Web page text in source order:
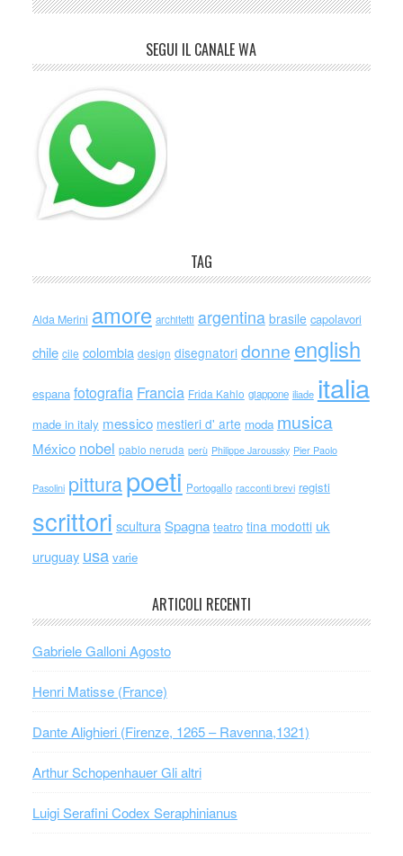
SEGUI IL CANALE WA
TAG
Alda Merini amore architetti argentina brasile capolavori
chile cile colombia design disegnatori donne english
espana fotografia Francia Frida Kahlo giappone iliade italia
made in italy messico mestieri d' arte moda musica
México nobel pablo neruda perù Philippe Jaroussky Pier Paolo
Pasolini pitturapoeti Portogallo racconti brevi registi
scrittori scultura Spagna teatro tina modotti uk
uruguay usa varie
ARTICOLI RECENTI
Gabriele Galloni Agosto
Henri Matisse (France)
Dante Alighieri (Firenze, 1265 – Ravenna,1321)
Arthur Schopenhauer Gli altri
Luigi Serafini Codex Seraphinianus